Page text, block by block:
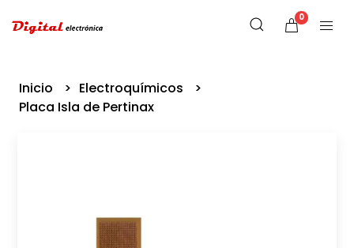
0
Inicio
Electroquímicos
Placa Isla de Pertinax